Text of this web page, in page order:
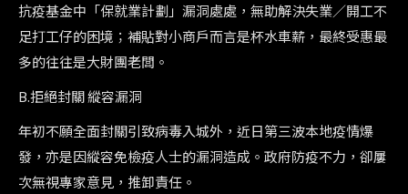
抗疫基金中「保就業計劃」漏洞處處，無助解決失業／開工不
足打工仔的困境；補貼對小商戶而言是杯水車薪，最終受惠最
多的往往是大財團老闆。
B.拒絕封關 縱容漏洞
年初不願全面封關引致病毒入城外，近日第三波本地疫情爆
發，亦是因縱容免檢疫人士的漏洞造成。政府防疫不力，卻屢
次無視專家意見，推卸責任。